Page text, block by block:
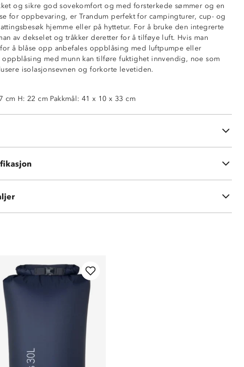
og sikre god sovekomfort og med forsterkede sømmer og en
for oppbevaring, er Trandum perfekt for campingturer, cup- og
hjemme eller på hyttetur. For å bruke den integrerte
av dekselet og tråkker deretter for å tilføye luft. Hvis man
å blåse opp anbefales oppblåsing med luftpumpe eller
oppblåsing med munn kan tilføre fuktighet innvendig, noe som
isolasjonsevnen og forkorte levetiden.
cm H: 22 cm Pakkmål: 41 x 10 x 33 cm
underlag
og luftpumpe
og camping
PVC